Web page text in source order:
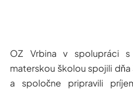
OZ Vrbina v spolupráci
materskou školou spojili
a spoločne pripravili